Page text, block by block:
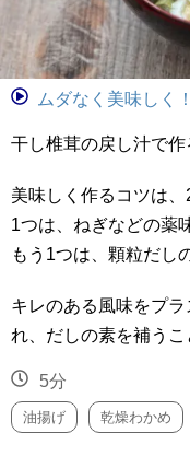
ムダなく美味しく
干し椎茸の戻し汁で作
美味しく作るコツは、
1つは、ねぎなどの薬
もう1つは、顆粒だし
キレのある風味をプ
れ、だしの素を補うこ
5分
油揚げ 乾燥わかめ